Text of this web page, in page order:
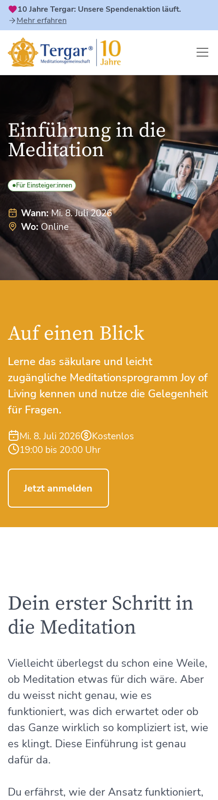
10 Jahre Tergar: Unsere Spendenaktion läuft.
Mehr erfahren
Einführung in die
Meditation
Für Einsteiger:innen
Wann:Mi. 8. Juli 2026
Wo:Online
Auf einen Blick
Lerne das säkulare und leicht
zugängliche Meditationsprogramm Joy of
Living kennen und nutze die Gelegenheit
für Fragen.
Mi. 8. Juli 2026
Kostenlos
19:00 bis 20:00 Uhr
Jetzt anmelden
Dein erster Schritt in
die Meditation
Vielleicht überlegst du schon eine Weile,
ob Meditation etwas für dich wäre. Aber
du weisst nicht genau, wie es
funktioniert, was dich erwartet oder ob
das Ganze wirklich so kompliziert ist, wie
es klingt. Diese Einführung ist genau
dafür da.
Du erfährst, wie der Ansatz funktioniert,